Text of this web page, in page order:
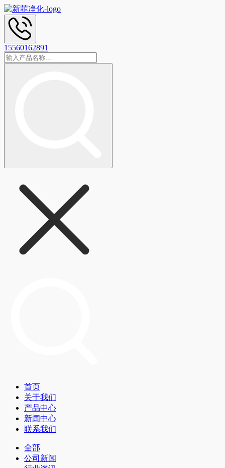
15560162891
首页
关于我们
产品中心
新闻中心
联系我们
全部
公司新闻